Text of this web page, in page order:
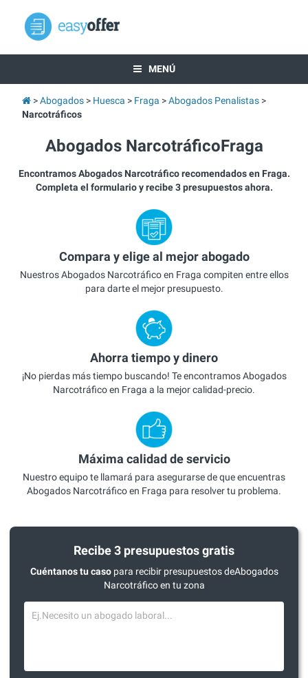
MENÚ
Abogados Huesca Fraga
Abogados Penalistas
Narcotráficos
Abogados NarcotráficoFraga
Encontramos Abogados Narcotráfico recomendados en Fraga.
Completa el formulario y recibe 3 presupuestos ahora.
Compara y elige al mejor abogado
Nuestros Abogados Narcotráfico en Fraga compiten entre ellos
para darte el mejor presupuesto.
Ahorra tiempo y dinero
¡No pierdas más tiempo buscando! Te encontramos Abogados
Narcotráfico en Fraga a la mejor calidad-precio.
Máxima calidad de servicio
Nuestro equipo te llamará para asegurarse de que encuentras
Abogados Narcotráfico en Fraga para resolver tu problema.
Recibe 3 presupuestos gratis
Cuéntanos tu casopara recibir presupuestos deAbogados
Narcotráfico en tu zona